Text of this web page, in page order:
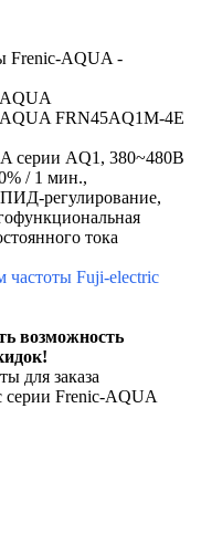
Frenic-AQUA -
серии AQ1, 380~480B
/ 1 мин.,
ПИД-регулирование,
тока
возможность
для заказа
серии Frenic-AQUA